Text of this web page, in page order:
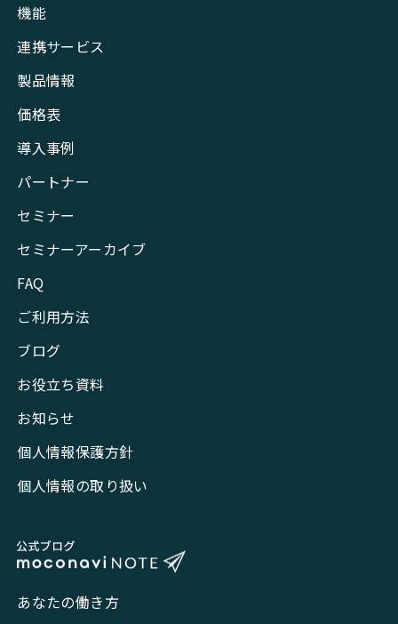
機能
連携サービス
製品情報
価格表
導入事例
パートナー
セミナー
セミナーアーカイブ
FAQ
ご利用方法
ブログ
お役立ち資料
お知らせ
個人情報保護方針
個人情報の取り扱い
あなたの働き方